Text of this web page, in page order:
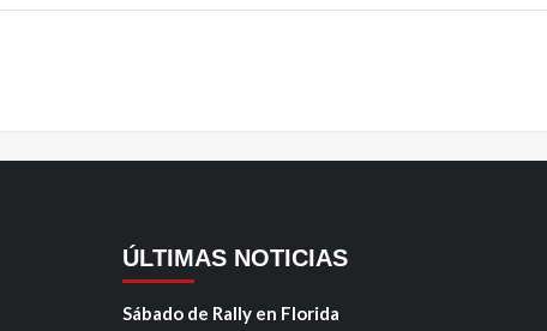
ÚLTIMAS NOTICIAS
Sábado de Rally en Florida